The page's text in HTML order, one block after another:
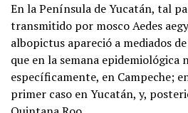
En la Península de Yucatán, tal
transmitido por mosco Aedes
albopictus apareció a mediados
que en la semana epidemiológica
específicamente, en Campeche;
primer caso en Yucatán, y,